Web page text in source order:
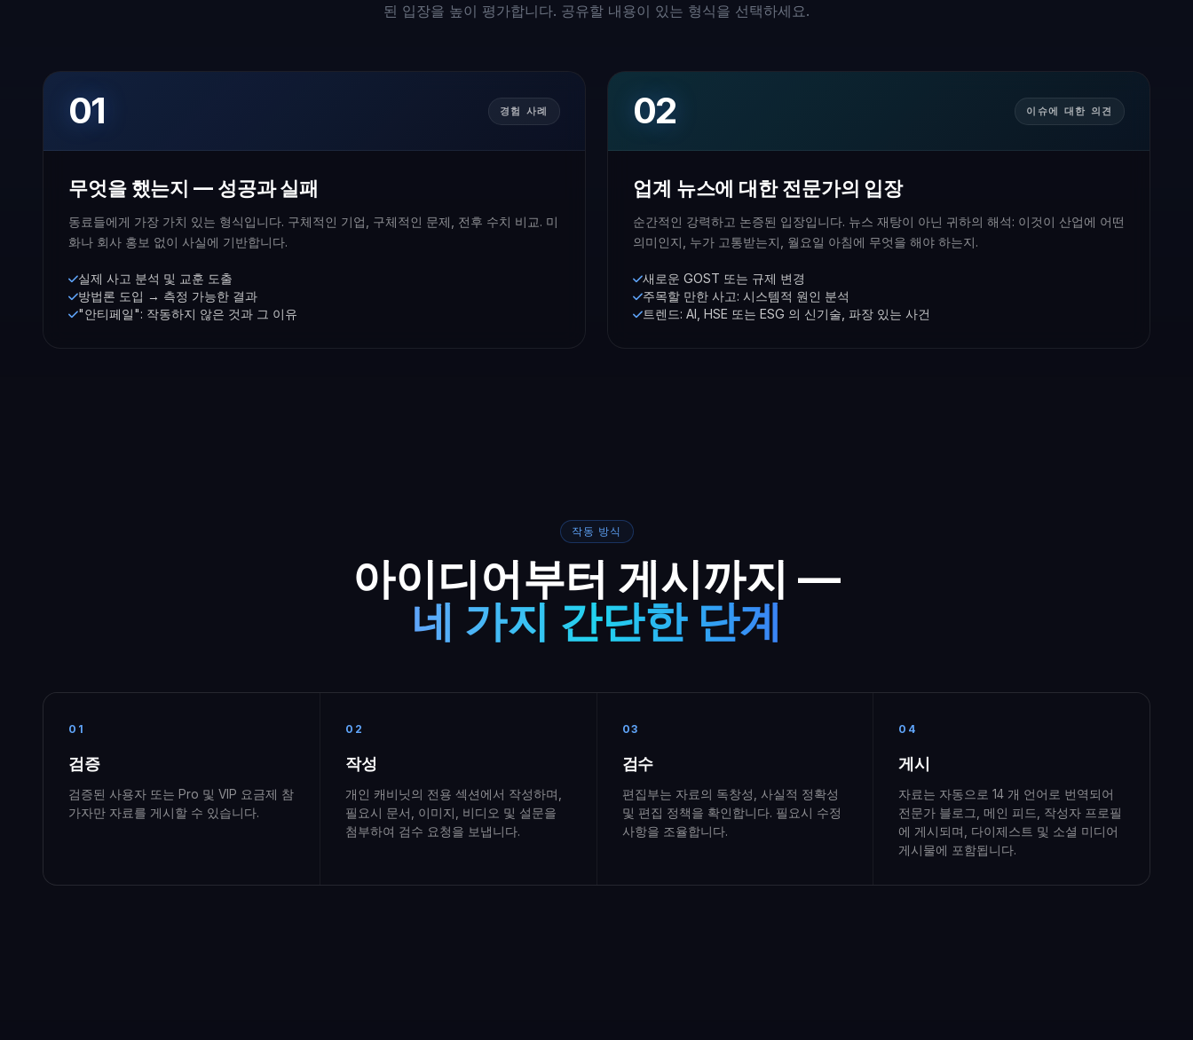
된 입장을 높이 평가합니다. 공유할 내용이 있는 형식을 선택하세요.
01 경험 사례
무엇을 했는지 — 성공과 실패
동료들에게 가장 가치 있는 형식입니다. 구체적인 기업, 구체적인 문제, 전후 수치 비교. 미
화나 회사 홍보 없이 사실에 기반합니다.
실제 사고 분석 및 교훈 도출
방법론 도입 → 측정 가능한 결과
"안티페일": 작동하지 않은 것과 그 이유
02 이슈에 대한 의견
업계 뉴스에 대한 전문가의 입장
순간적인 강력하고 논증된 입장입니다. 뉴스 재탕이 아닌 귀하의 해석: 이것이 산업에 어떤
의미인지, 누가 고통받는지, 월요일 아침에 무엇을 해야 하는지.
새로운 GOST 또는 규제 변경
주목할 만한 사고: 시스템적 원인 분석
트렌드: AI, HSE 또는 ESG 의 신기술, 파장 있는 사건
작동 방식
아이디어부터 게시까지 —
네 가지 간단한 단계
01
검증
검증된 사용자 또는 Pro 및 VIP 요금제 참
가자만 자료를 게시할 수 있습니다.
02
작성
개인 캐비닛의 전용 섹션에서 작성하며,
필요시 문서, 이미지, 비디오 및 설문을
첨부하여 검수 요청을 보냅니다.
03
검수
편집부는 자료의 독창성, 사실적 정확성
및 편집 정책을 확인합니다. 필요시 수정
사항을 조율합니다.
04
게시
자료는 자동으로 14 개 언어로 번역되어
전문가 블로그, 메인 피드, 작성자 프로필
에 게시되며, 다이제스트 및 소셜 미디어
게시물에 포함됩니다.